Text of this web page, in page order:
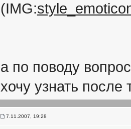
(IMG:
а по поводу
хочу узнать после
7.11.2007, 19:28